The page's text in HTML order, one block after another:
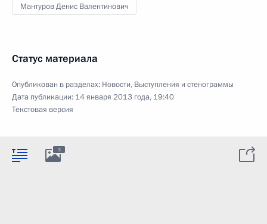
Мантуров Денис Валентинович
Статус материала
Опубликован в разделах: Новости, Выступления и стенограммы
Дата публикации: 14 января 2013 года, 19:40
Текстовая версия
3